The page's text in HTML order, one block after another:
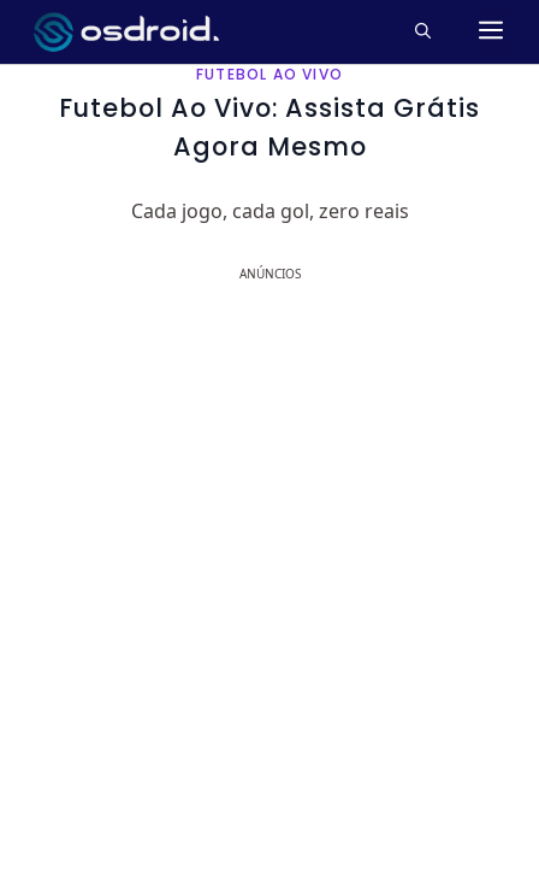
Pular
para
o
conteúdo
FUTEBOL AO VIVO
Futebol Ao Vivo: Assista Grátis
Agora Mesmo
Cada jogo, cada gol, zero reais
ANÚNCIOS